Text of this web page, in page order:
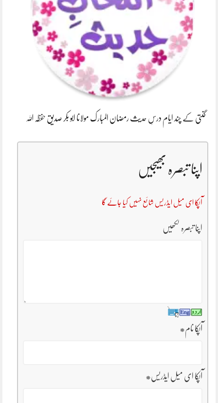
گنتی کے چند ایام درسِ حدیث رمضان المبارک مولانا ابو بکر صدیق حفظہ اللہ
اپنا تبصرہ بھیجیں
آپکا ای میل ایڈریس شائع نہیں کیا جائے گا
اپنا تبصرہ لکھیں
آپکا نام*
آپکا ای میل ایڈریس*